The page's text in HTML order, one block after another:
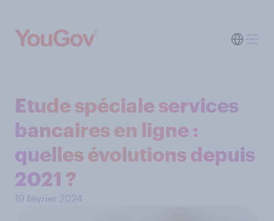
Etude spéciale services
bancaires en ligne :
quelles évolutions depuis
2021 ?
19 février 2024